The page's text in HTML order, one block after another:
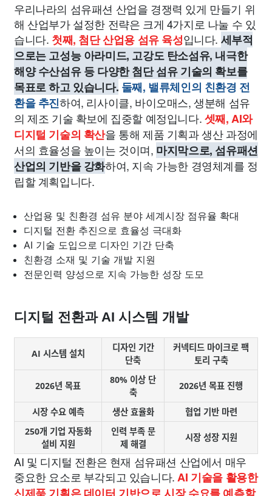
우리나라의 섬유패션 산업을 경쟁력 있게 만들기 위
해 산업부가 설정한 전략은 크게 4가지로 나눌 수 있
습니다. 첫째, 첨단 산업용 섬유 육성입니다. 세부적
으로는 고성능 아라미드, 고강도 탄소섬유, 내극한
해양 수산섬유 등 다양한 첨단 섬유 기술의 확보를
목표로 하고 있습니다. 둘째, 밸류체인의 친환경 전
환을 추진하여, 리사이클, 바이오매스, 생분해 섬유
의 제조 기술 확보에 집중할 예정입니다.셋째, AI와
디지털 기술의 확산을 통해 제품 기획과 생산 과정에
서의 효율성을 높이는 것이며, 마지막으로, 섬유패션
산업의 기반을 강화하여, 지속 가능한 경영체계를 정
립할 계획입니다.
산업용 및 친환경 섬유 분야 세계시장 점유율 확대
디지털 전환 추진으로 효율성 극대화
AI 기술 도입으로 디자인 기간 단축
친환경 소재 및 기술 개발 지원
전문인력 양성으로 지속 가능한 성장 도모
디지털 전환과 AI 시스템 개발
AI 시스템 설치
디자인 기간
단축
커넥티드 마이크로 팩
토리 구축
2026년 목표
80% 이상 단
축
2026년 목표 진행
시장 수요 예측 생산 효율화
협업 기반 마련
250개 기업 자동화
설비 지원
인력 부족 문
제 해결
시장 성장 지원
AI 및 디지털 전환은 현재 섬유패션 산업에서 매우
중요한 요소로 부각되고 있습니다. AI 기술을 활용한